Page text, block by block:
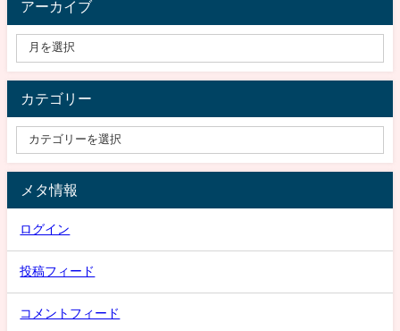
アーカイブ
カテゴリー
メタ情報
ログイン
投稿フィード
コメントフィード